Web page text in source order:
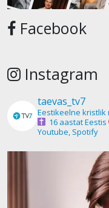
Facebook
Instagram
taevas_tv7
Eestikeelne kristlik
16 aastat Eestis
Youtube, Spotify